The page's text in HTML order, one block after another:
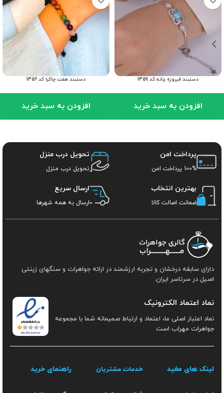
دستبند فیروزه زنانه کد 1359
افزودن به سبد خرید
دستبند هفت چاکرا کد 1356
افزودن به سبد خرید
پرداخت امن
100% پرداخت امن
تحویل درب منزل
تحویل درب منزل
بهترین انتخاب
ضمانت اصالت کالا
ارسال سریع
ارسال به همه شهرها
دارای سابقه درخشان و تجربه ارزشمند در ارائه جواهرات و سنگهای زینتی
اصیل در سرتاسر ایران.
نماد اعتماد الکترونیک
نماد اعتبار اصلی ما، اعتماد و ارتباط صمیمانه شما با مجموعه
جواهرات مهراب است
لینک های مفید خدمات مشتریان راهنمای خرید